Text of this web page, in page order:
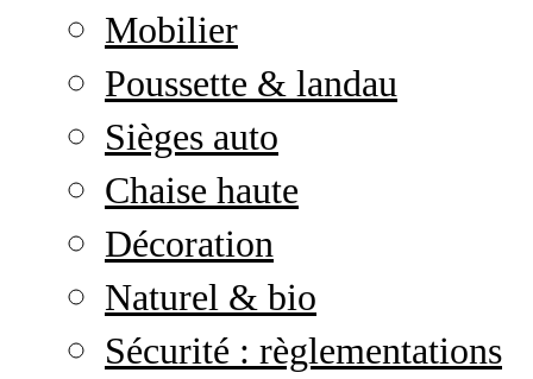
Mobilier
Poussette & landau
Sièges auto
Chaise haute
Décoration
Naturel & bio
Sécurité : règlementations